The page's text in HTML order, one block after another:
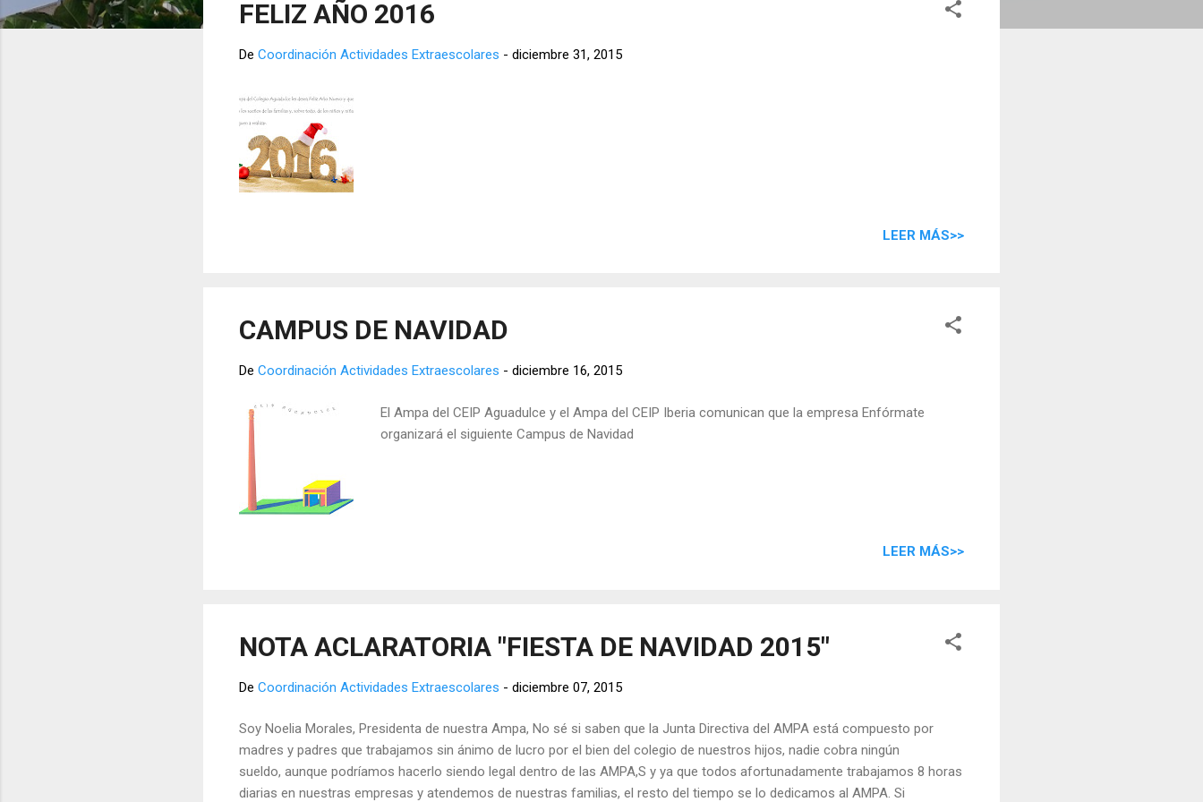
FELIZ AÑO 2016
De Coordinación Actividades Extraescolares - diciembre 31, 2015
LEER MÁS>>
CAMPUS DE NAVIDAD
De Coordinación Actividades Extraescolares - diciembre 16, 2015
El Ampa del CEIP Aguadulce y el Ampa del CEIP Iberia comunican que la empresa Enfórmate
organizará el siguiente Campus de Navidad
LEER MÁS>>
NOTA ACLARATORIA "FIESTA DE NAVIDAD 2015"
De Coordinación Actividades Extraescolares - diciembre 07, 2015
Soy Noelia Morales, Presidenta de nuestra Ampa, No sé si saben que la Junta Directiva del AMPA está compuesto por
madres y padres que trabajamos sin ánimo de lucro por el bien del colegio de nuestros hijos, nadie cobra ningún
sueldo, aunque podríamos hacerlo siendo legal dentro de las AMPA,S y ya que todos afortunadamente trabajamos 8 horas
diarias en nuestras empresas y atendemos de nuestras familias, el resto del tiempo se lo dedicamos al AMPA. Si